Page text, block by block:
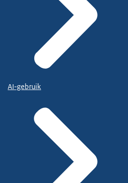
AI-gebruik